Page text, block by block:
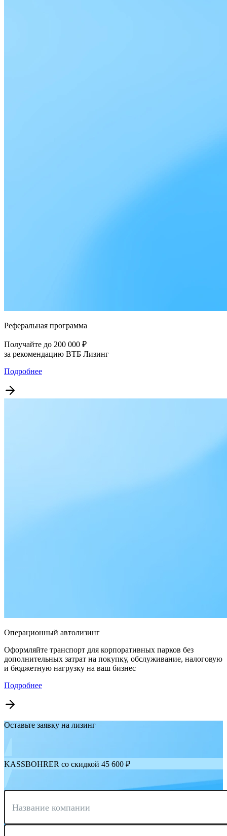
Реферальная программа
Получайте до 200 000 ₽
за рекомендацию ВТБ Лизинг
Подробнее
Операционный автолизинг
Оформляйте транспорт для корпоративных парков без
дополнительных затрат на покупку, обслуживание, налоговую
и бюджетную нагрузку на ваш бизнес
Подробнее
Оставьте заявку на лизинг
KASSBOHRER со скидкой 45 600 ₽
Название компании